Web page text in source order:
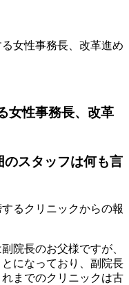
女性事務長、改革進め
女性事務長、改革
スタッフは何も言
るクリニックからの報
院長のお父様ですが、
になっており、副院長
までのクリニックは古